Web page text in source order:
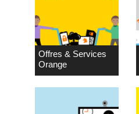
Offres & Services
Orange